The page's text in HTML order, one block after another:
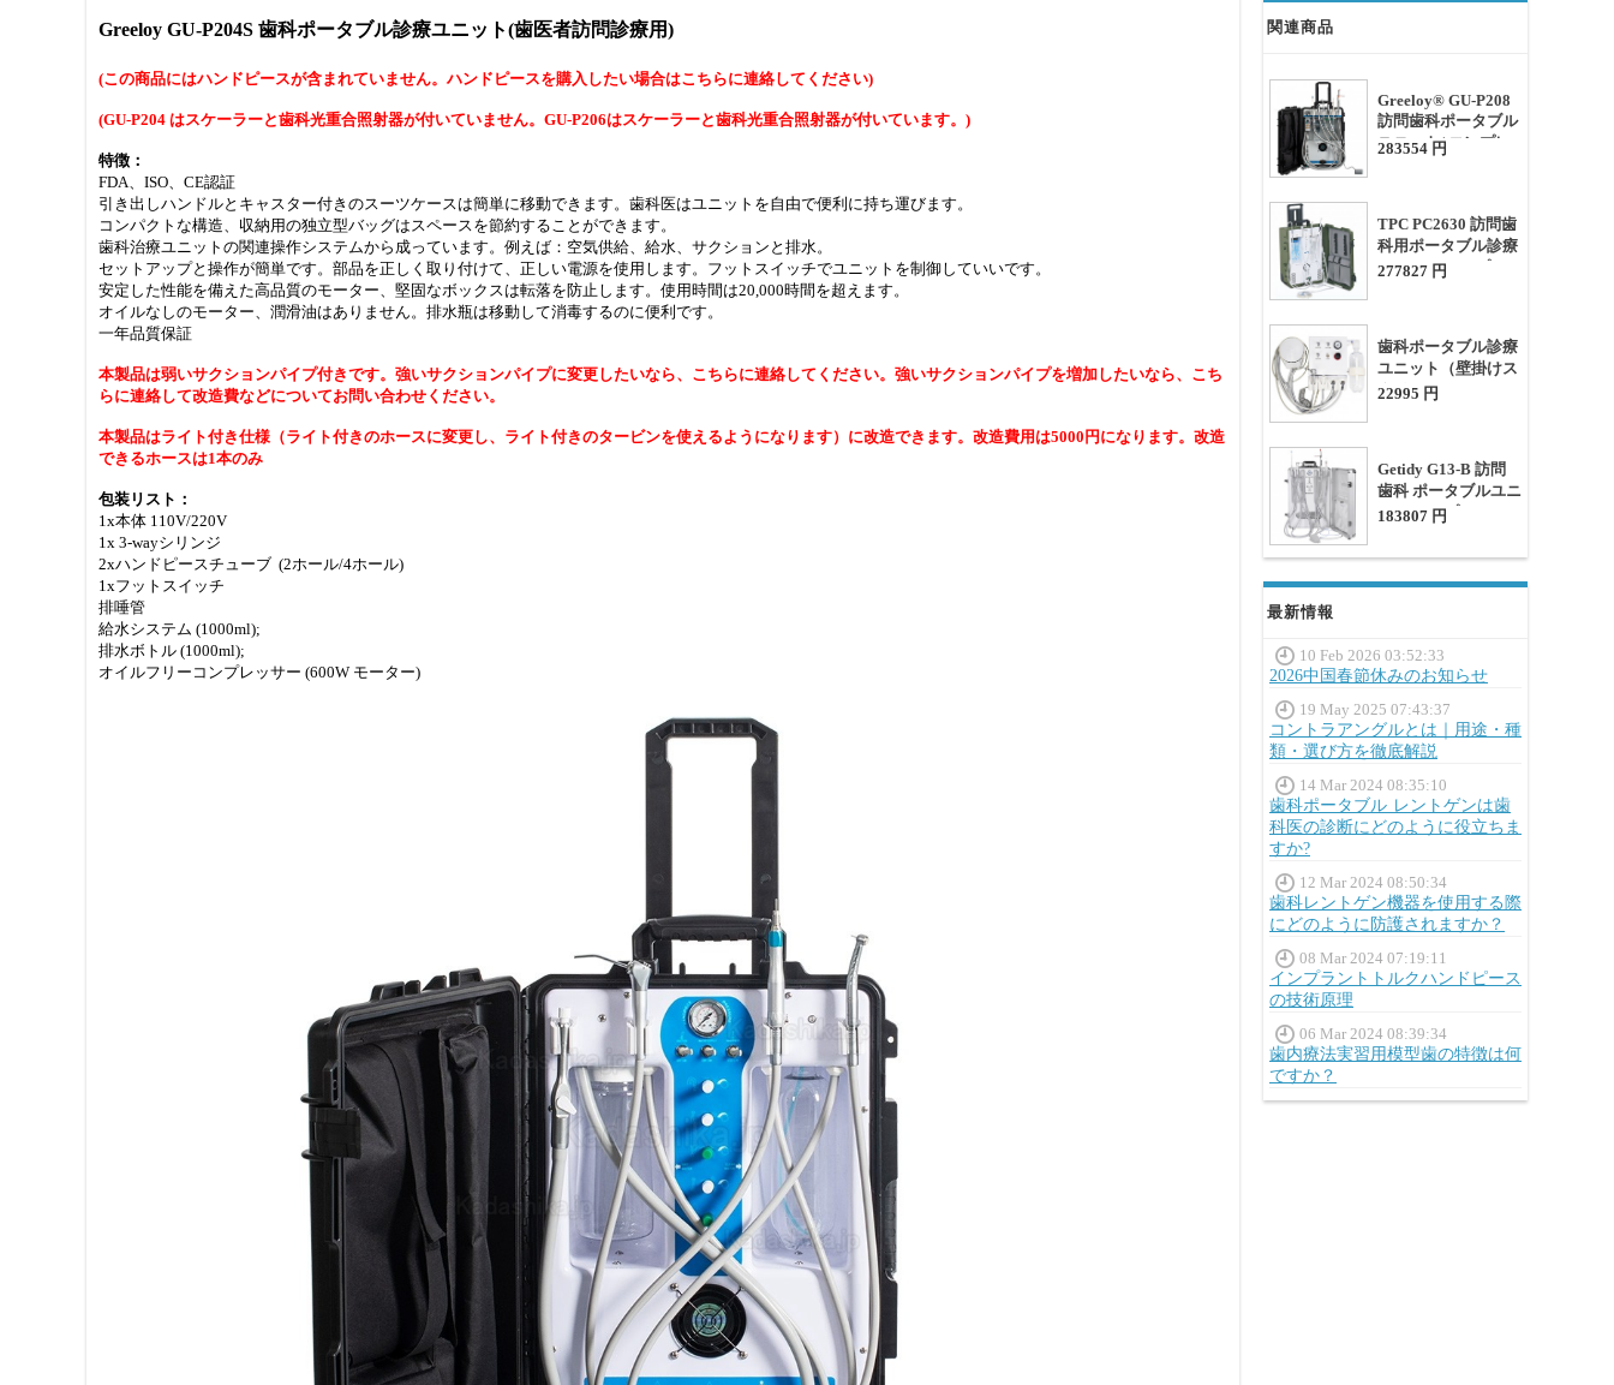
関連商品
Greeloy® GU-P208
訪問歯科ポータブル
ユニット( コンプレ
ラー)
283554 円
TPC PC2630 訪問歯
科用ポータブル診療
ユニット コンプレッ
277827 円
歯科ポータブル診療
ユニット（壁掛けス
タイル）
22995 円
Getidy G13-B 訪問
歯科 ポータブルユニ
ット コンプレッサー
2/4H
183807 円
最新情報
10 Feb 2026 03:52:33
2026中国春節休みのお知らせ
19 May 2025 07:43:37
コントラアングルとは｜用途・種
類・選び方を徹底解説
14 Mar 2024 08:35:10
歯科ポータブル レントゲンは歯
科医の診断にどのように役立ちま
すか?
12 Mar 2024 08:50:34
歯科レントゲン機器を使用する際
にどのように防護されますか？
08 Mar 2024 07:19:11
インプラントトルクハンドピース
の技術原理
06 Mar 2024 08:39:34
歯内療法実習用模型歯の特徴は何
ですか？
Greeloy GU-P204S 歯科ポータブル診療ユニット(歯医者訪問診療用)
(この商品にはハンドピースが含まれていません。ハンドピースを購入したい場合はこちらに連絡してください)
(GU-P204 はスケーラーと歯科光重合照射器が付いていません。GU-P206はスケーラーと歯科光重合照射器が付いています。)
特徴：
FDA、ISO、CE認証
引き出しハンドルとキャスター付きのスーツケースは簡単に移動できます。歯科医はユニットを自由で便利に持ち運びます。
コンパクトな構造、収納用の独立型バッグはスペースを節約することができます。
歯科治療ユニットの関連操作システムから成っています。例えば：空気供給、給水、サクションと排水。
セットアップと操作が簡単です。部品を正しく取り付けて、正しい電源を使用します。フットスイッチでユニットを制御していいです。
安定した性能を備えた高品質のモーター、堅固なボックスは転落を防止します。使用時間は20,000時間を超えます。
オイルなしのモーター、潤滑油はありません。排水瓶は移動して消毒するのに便利です。
一年品質保証
本製品は弱いサクションパイプ付きです。強いサクションパイプに変更したいなら、こちらに連絡してください。強いサクションパイプを増加したいなら、こち
らに連絡して改造費などについてお問い合わせください。
本製品はライト付き仕様（ライト付きのホースに変更し、ライト付きのタービンを使えるようになります）に改造できます。改造費用は5000円になります。改造
できるホースは1本のみ
包装リスト：
1x本体 110V/220V
1x 3-wayシリンジ
2xハンドピースチューブ (2ホール/4ホール)
1xフットスイッチ
排唾管
給水システム (1000ml);
排水ボトル (1000ml);
オイルフリーコンプレッサー (600W モーター)